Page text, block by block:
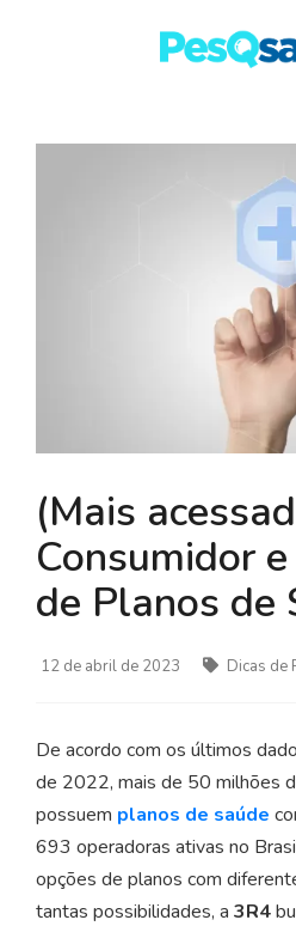
PLANOS DE SAÚDE
(Mais
Consumidor
de Planos de
12 de abril de 2023 Dicas de
De acordo com os últimos
de 2022, mais de 50 milhões
possuem planos de saúde
693 operadoras ativas no
opções de planos com
tantas possibilidades, a 3R4